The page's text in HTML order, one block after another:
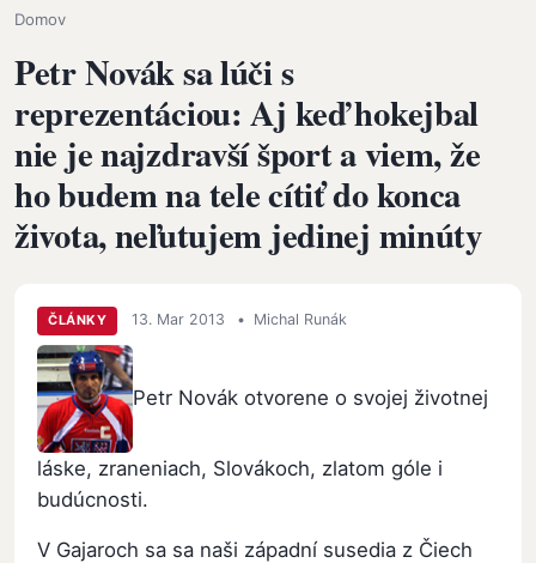
Omrvinka
Domov
Petr Novák sa lúči s
reprezentáciou: Aj keď hokejbal
nie je najzdravší šport a viem, že
ho budem na tele cítiť do konca
života, neľutujem jedinej minúty
ČLÁNKY 13. Mar 2013 • Michal Runák
Petr Novák otvorene o svojej životnej
láske, zraneniach, Slovákoch, zlatom góle i
budúcnosti.
V Gajaroch sa sa naši západní susedia z Čiech